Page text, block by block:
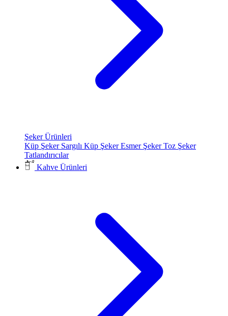
Şeker Ürünleri
Küp Şeker Sargılı Küp ŞekerEsmer ŞekerToz Şeker
Tatlandırıcılar
Kahve Ürünleri